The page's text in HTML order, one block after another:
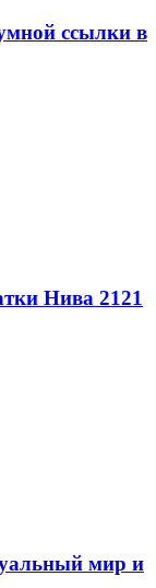
ссылки в
Нива 2121
мир и